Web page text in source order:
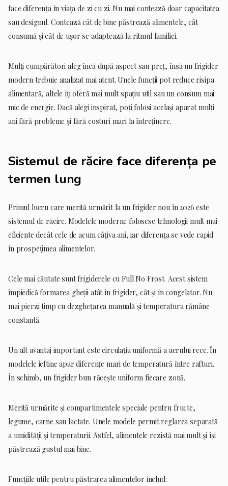
face diferența în viața de zi cu zi. Nu mai contează doar capacitatea
sau designul. Contează cât de bine păstrează alimentele, cât
consumă și cât de ușor se adaptează la ritmul familiei.
Mulți cumpărători aleg încă după aspect sau preț, însă un frigider
modern trebuie analizat mai atent. Unele funcții pot reduce risipa
alimentară, altele îți oferă mai mult spațiu util sau un consum mai
mic de energie. Dacă alegi inspirat, poți folosi același aparat mulți
ani fără probleme și fără costuri mari la întreținere.
Sistemul de răcire face diferența pe
termen lung
Primul lucru care merită urmărit la un frigider nou în 2026 este
sistemul de răcire. Modelele moderne folosesc tehnologii mult mai
eficiente decât cele de acum câțiva ani, iar diferența se vede rapid
în prospețimea alimentelor.
Cele mai căutate sunt frigiderele cu Full No Frost. Acest sistem
împiedică formarea gheții atât în frigider, cât și în congelator. Nu
mai pierzi timp cu dezghețarea manuală și temperatura rămâne
constantă.
Un alt avantaj important este circulația uniformă a aerului rece. În
modelele ieftine apar diferențe mari de temperatură între rafturi.
În schimb, un frigider bun răcește uniform fiecare zonă.
Merită urmărite și compartimentele speciale pentru fructe,
legume, carne sau lactate. Unele modele permit reglarea separată
a umidității și temperaturii. Astfel, alimentele rezistă mai mult și își
păstrează gustul mai bine.
Funcțiile utile pentru păstrarea alimentelor includ: